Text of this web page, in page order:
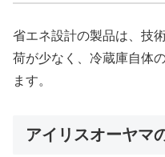
省エネ設計の製品は、技
荷が少なく、冷蔵庫自体
ます。
アイリスオーヤマ